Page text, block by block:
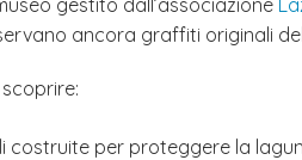
gestito dall’associazione
ancora graffiti originali
costruite per proteggere la